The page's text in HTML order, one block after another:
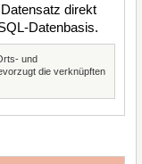
direkt
Datenbasis.
und
die verknüpften